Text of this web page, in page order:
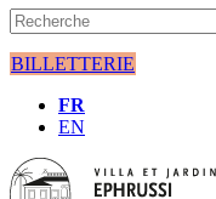
BILLETTERIE
FR
EN